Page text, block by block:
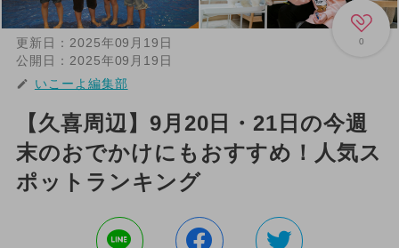
0
更新日： 2025年09月19日
公開日： 2025年09月19日
いこーよ編集部
【久喜周辺】9月20日・21日の今週
末のおでかけにもおすすめ！人気ス
ポットランキング